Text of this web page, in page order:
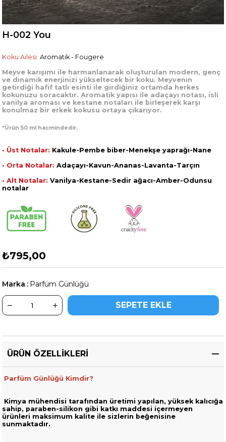
H-002 You
Koku Ailesi: Aromatik - Fougere
Meyve karışımı ile harmanlanarak oluşturulan modern, genç
ve dinamik enerjinizi yükseltecek bir koku. Meyvenin
getirdiği hafif tatlı esinti ile girdiğiniz ortamda herkes
kokunuzu soracaktır. Aromatik yapısı ile adaçayı notası, isli
vanilya aroması ve kestane notaları ile birleşerek karşı
konulmaz bir erkek kokusu ortaya çıkarıyor.
*Ürün 50 ml hacmindedir.
• Üst Notalar: Kakule-Pembe biber-Menekşe yaprağı-Nane
• Orta Notalar: Adaçayı-Kavun-Ananas-Lavanta-Tarçın
• Alt Notalar:Vanilya-Kestane-Sedir ağacı-Amber-Odunsu
notalar
₺795,00
Marka : Parfüm Günlüğü
ÜRÜN ÖZELLIKLERI
Parfüm Günlüğü Kimdir?
Kimya mühendisi tarafından üretimi yapılan, yüksek kalıcığa
sahip, paraben-silikon gibi katkı maddesi içermeyen
ürünleri maksimum kalite ile sizlerin beğenisine
sunmaktadır.